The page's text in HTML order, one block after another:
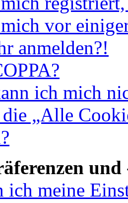
vor
anmelden?!
ich mich
„Alle
und
ich meine